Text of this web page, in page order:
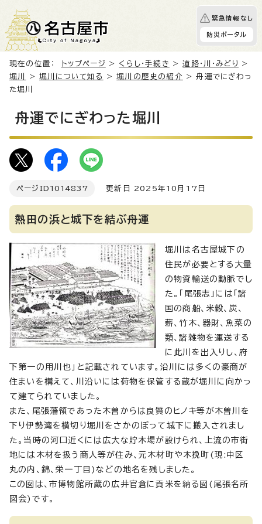
緊急情報なし
防災ポータル
現在の位置： トップページ > くらし・手続き >道路・川・みどり
>
堀川
>堀川について知る >堀川の歴史の紹介
> 舟運でにぎわっ
た堀川
舟運でにぎわった堀川
ページID 1014837 更新日 2025年10月17日
熱田の浜と城下を結ぶ舟運
堀川は名古屋城下の
住民が必要とする大量
の物資輸送の動脈でし
た。「尾張志」には「諸
国の商船、米穀、炭、
薪、竹木、器財、魚菜の
類、諸雑物を運送する
に此川を出入りし、府
下第一の用川也」と記載されています。沿川には多くの豪商が
住まいを構えて、川沿いには荷物を保管する蔵が堀川に向かっ
て建てられていました。
また、尾張藩領であった木曽からは良質のヒノキ等が木曽川を
下り伊勢湾を横切り堀川をさかのぼって城下に搬入されまし
た。当時の河口近くには広大な貯木場が設けられ、上流の市街
地には木材を扱う商人等が住み、元木材町や木挽町(現:中区
丸の内、錦、栄一丁目)などの地名を残しました。
この図は、市博物館所蔵の広井官倉に貢米を納る図(尾張名所
図会)です。